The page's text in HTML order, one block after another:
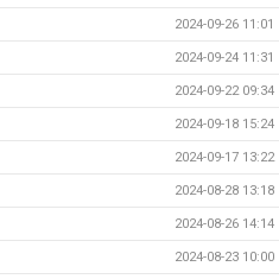
2024-09-26 11:01
2024-09-24 11:31
2024-09-22 09:34
2024-09-18 15:24
2024-09-17 13:22
2024-08-28 13:18
2024-08-26 14:14
2024-08-23 10:00